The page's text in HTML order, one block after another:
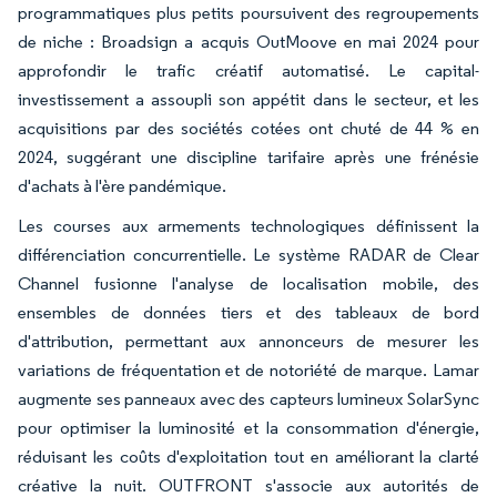
programmatiques plus petits poursuivent des regroupements
de niche : Broadsign a acquis OutMoove en mai 2024 pour
approfondir le trafic créatif automatisé. Le capital-
investissement a assoupli son appétit dans le secteur, et les
acquisitions par des sociétés cotées ont chuté de 44 % en
2024, suggérant une discipline tarifaire après une frénésie
d'achats à l'ère pandémique.
Les courses aux armements technologiques définissent la
différenciation concurrentielle. Le système RADAR de Clear
Channel fusionne l'analyse de localisation mobile, des
ensembles de données tiers et des tableaux de bord
d'attribution, permettant aux annonceurs de mesurer les
variations de fréquentation et de notoriété de marque. Lamar
augmente ses panneaux avec des capteurs lumineux SolarSync
pour optimiser la luminosité et la consommation d'énergie,
réduisant les coûts d'exploitation tout en améliorant la clarté
créative la nuit. OUTFRONT s'associe aux autorités de